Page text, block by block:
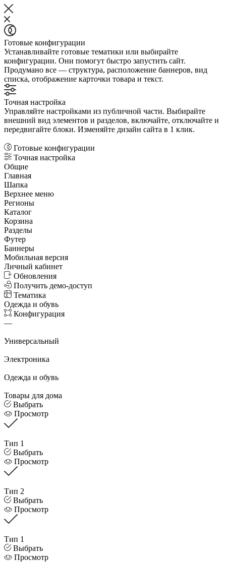
Готовые конфигурации
Устанавливайте готовые тематики или выбирайте
конфигурации. Они помогут быстро запустить сайт.
Продумано все — структура, расположение баннеров, вид
списка, отображение карточки товара и текст.
Точная настройка
Управляйте настройками из публичной части. Выбирайте
внешний вид элементов и разделов, включайте, отключайте и
передвигайте блоки. Изменяйте дизайн сайта в 1 клик.
Готовые конфигурации
Точная настройка
Общие
Главная
Шапка
Верхнее меню
Регионы
Каталог
Корзина
Разделы
Футер
Баннеры
Мобильная версия
Личный кабинет
Обновления
Получить демо-доступ
Тематика
Одежда и обувь
Конфигурация
—
Универсальный
Электроника
Одежда и обувь
Товары для дома
Выбрать
Просмотр
Тип 1
Выбрать
Просмотр
Тип 2
Выбрать
Просмотр
Тип 1
Выбрать
Просмотр